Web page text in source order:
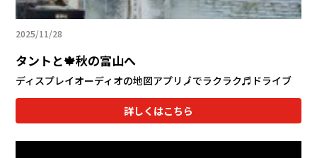
2025/11/28
タントと🍁秋の富山へ
ディスプレイオーディオの地図アプリ🗾でラクラク♬ドライブ
詳しくはこちら